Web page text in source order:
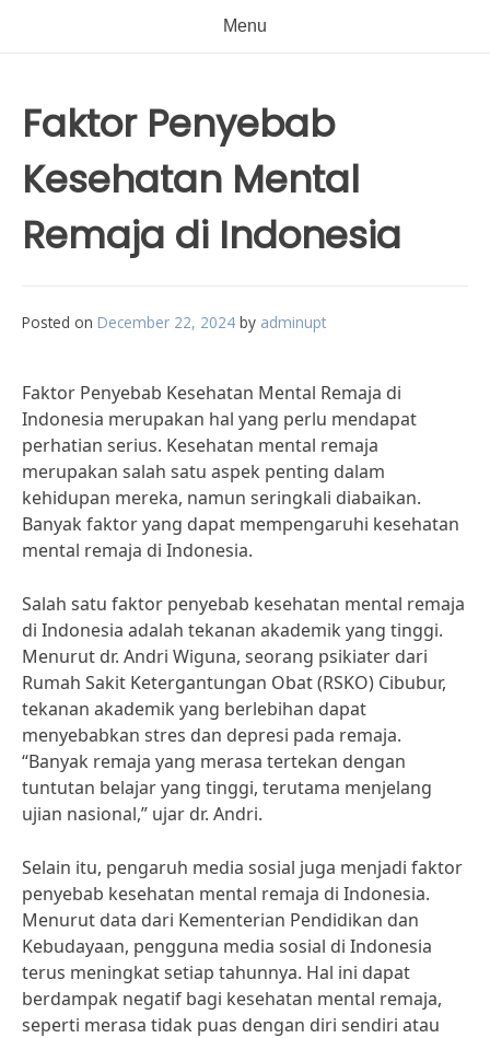
Menu
Faktor Penyebab
Kesehatan Mental
Remaja di Indonesia
Posted on December 22, 2024 by adminupt
Faktor Penyebab Kesehatan Mental Remaja di
Indonesia merupakan hal yang perlu mendapat
perhatian serius. Kesehatan mental remaja
merupakan salah satu aspek penting dalam
kehidupan mereka, namun seringkali diabaikan.
Banyak faktor yang dapat mempengaruhi kesehatan
mental remaja di Indonesia.
Salah satu faktor penyebab kesehatan mental remaja
di Indonesia adalah tekanan akademik yang tinggi.
Menurut dr. Andri Wiguna, seorang psikiater dari
Rumah Sakit Ketergantungan Obat (RSKO) Cibubur,
tekanan akademik yang berlebihan dapat
menyebabkan stres dan depresi pada remaja.
“Banyak remaja yang merasa tertekan dengan
tuntutan belajar yang tinggi, terutama menjelang
ujian nasional,” ujar dr. Andri.
Selain itu, pengaruh media sosial juga menjadi faktor
penyebab kesehatan mental remaja di Indonesia.
Menurut data dari Kementerian Pendidikan dan
Kebudayaan, pengguna media sosial di Indonesia
terus meningkat setiap tahunnya. Hal ini dapat
berdampak negatif bagi kesehatan mental remaja,
seperti merasa tidak puas dengan diri sendiri atau